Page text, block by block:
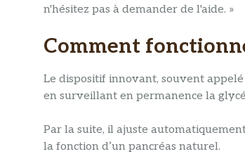
n'hésitez pas à demander de l'aide. »
Comment
Le dispositif innovant, souvent
en surveillant en permanence la
Par la suite, il ajuste
la fonction d’un pancréas naturel.